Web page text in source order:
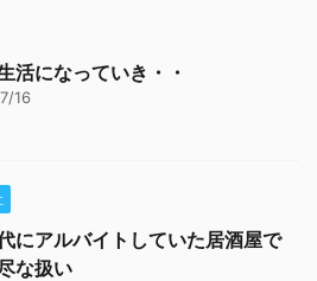
活になっていき・・
16
にアルバイトしていた居酒屋で
な扱い